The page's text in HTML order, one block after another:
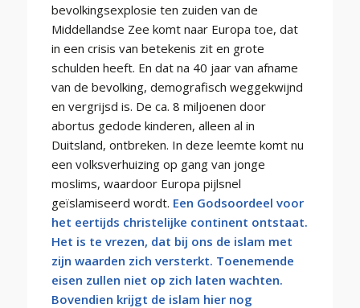
bevolkingsexplosie ten zuiden van de
Middellandse Zee komt naar Europa toe, dat
in een crisis van betekenis zit en grote
schulden heeft. En dat na 40 jaar van afname
van de bevolking, demografisch weggekwijnd
en vergrijsd is. De ca. 8 miljoenen door
abortus gedode kinderen, alleen al in
Duitsland, ontbreken. In deze leemte komt nu
een volksverhuizing op gang van jonge
moslims, waardoor Europa pijlsnel
geïslamiseerd wordt. Een Godsoordeel voor
het eertijds christelijke continent ontstaat.
Het is te vrezen, dat bij ons de islam met
zijn waarden zich versterkt. Toenemende
eisen zullen niet op zich laten wachten.
Bovendien krijgt de islam hier nog